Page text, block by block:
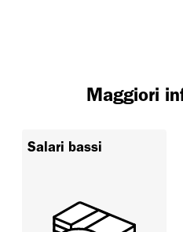
Maggiori
Salari bassi